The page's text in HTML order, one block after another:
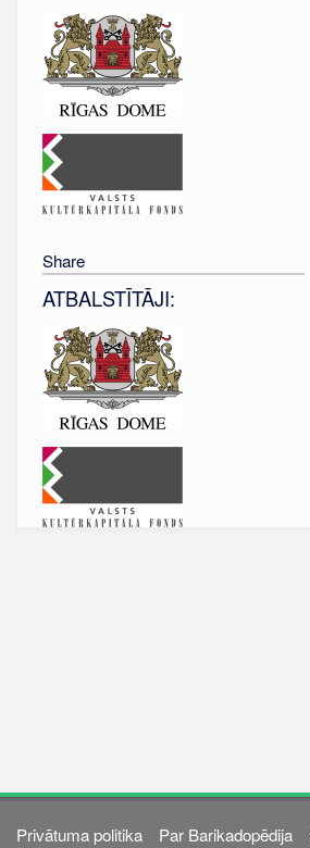
Share
ATBALSTĪTĀJI:
Privātuma politika Par Barikadopēdija